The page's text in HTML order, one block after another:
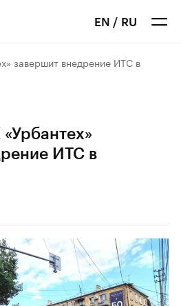
EN / RU
завершит внедрение ИТС в
ИТС в